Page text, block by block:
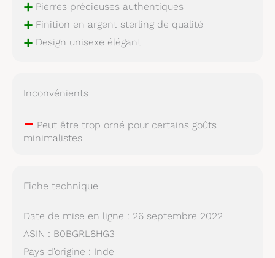
+Pierres précieuses authentiques
+Finition en argent sterling de qualité
+Design unisexe élégant
Inconvénients
– Peut être trop orné pour certains goûts
minimalistes
Fiche technique
Date de mise en ligne : 26 septembre 2022
ASIN : B0BGRL8HG3
Pays d’origine : Inde